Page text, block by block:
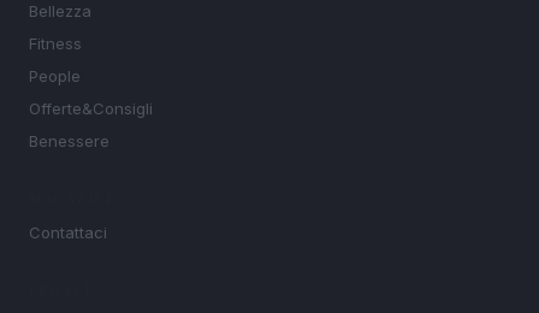
Bellezza
Fitness
People
Offerte&Consigli
Benessere
Contattaci